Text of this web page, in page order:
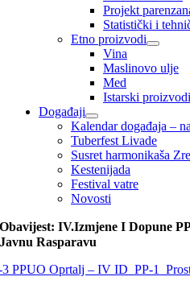
Projekt
Statistički i
Etno proizvodi
Vina
Maslinovo ulje
Med
Istarski
Događaji
Kalendar događaja –
Tuberfest Livade
Susret harmonikaša
Kestenijada
Festival vatre
Novosti
Obavijest: IV.Izmjene I Dopune
Javnu Rasparavu
3 PPUO Oprtalj – IV ID_PP-